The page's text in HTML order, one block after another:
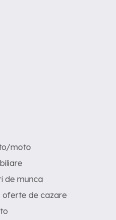
moto
de munca
oferte de cazare